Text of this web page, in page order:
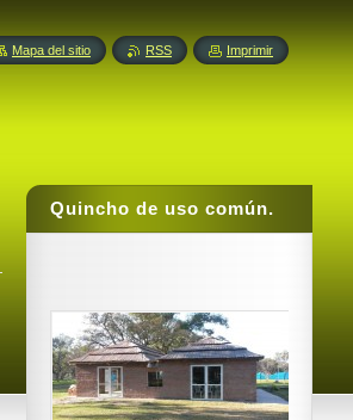
Quincho de uso común.
Mapa del sitio RSS Imprimir